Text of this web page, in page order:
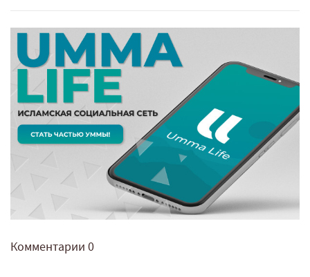
Комментарии 0